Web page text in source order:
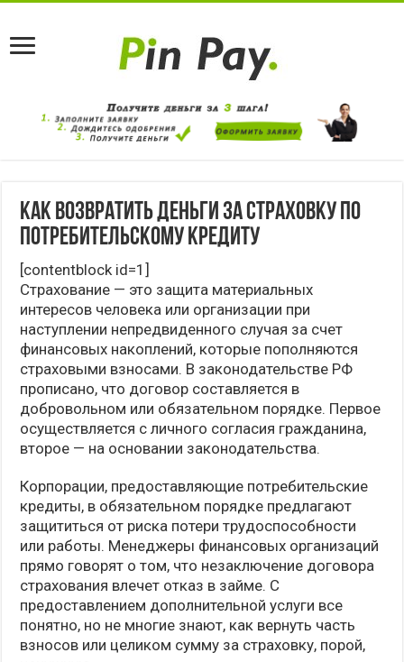
Как возвратить деньги за страховку по
потребительскому кредиту
[contentblock id=1]
Страхование — это защита материальных
интересов человека или организации при
наступлении непредвиденного случая за счет
финансовых накоплений, которые пополняются
страховыми взносами. В законодательстве РФ
прописано, что договор составляется в
добровольном или обязательном порядке. Первое
осуществляется с личного согласия гражданина,
второе — на основании законодательства.
Корпорации, предоставляющие потребительские
кредиты, в обязательном порядке предлагают
защититься от риска потери трудоспособности
или работы. Менеджеры финансовых организаций
прямо говорят о том, что незаключение договора
страхования влечет отказ в займе. С
предоставлением дополнительной услуги все
понятно, но не многие знают, как вернуть часть
взносов или целиком сумму за страховку, порой,